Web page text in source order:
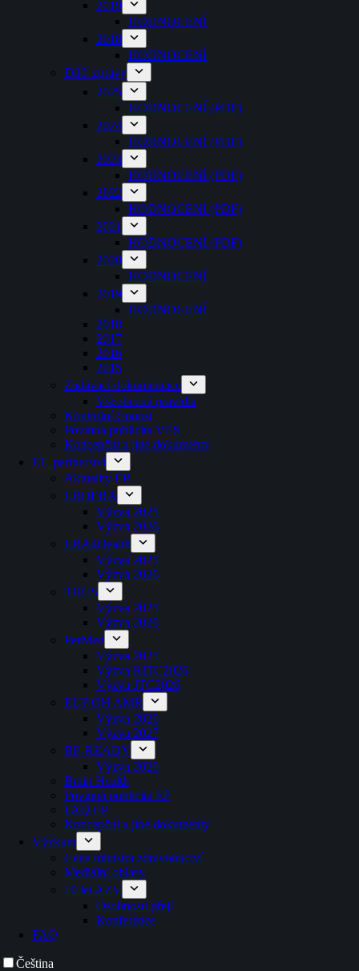
2019
HODNOCENÍ
2018
HODNOCENÍ
Dílčí zprávy
2025
HODNOCENÍ (PDF)
2024
HODNOCENÍ (PDF)
2023
HODNOCENÍ (PDF)
2022
HODNOCENÍ (PDF)
2021
HODNOCENÍ (PDF)
2020
HODNOCENÍ
2019
HODNOCENÍ
2018
2017
2016
2015
Zadávací dokumentace
Všeobecná pravidla
Kontrolní činnost
Povinná publicita VES
Koncepční a jiné dokumenty
EU partnerství
Aktuality EP
ERDERA
Výzva 2025
Výzva 2026
ERA4Health
Výzva 2025
Výzva 2026
THCS
Výzva 2025
Výzva 2026
PerMed
Výzva 2025
Výzva RITC2026
Výzva JTC2026
EUP OH AMR
Výzva 2026
Výzva 2027
BE-READY
Výzva 2026
Brain Health
Povinná publicita EP
FAQ EP
Koncepční a jiné dokumenty
Výzkum
Cena ministra zdravotnictví
Mediální ohlasy
10 let AZV
Osobnosti přejí
Konference
FAQ
Čeština